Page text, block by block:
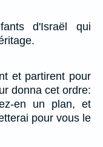
d'Israël qui
et partirent pour
donna cet ordre:
en un plan, et
pour vous le